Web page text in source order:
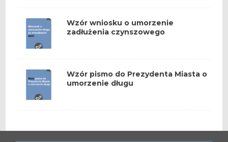
Wzór wniosku o umorzenie
zadłużenia czynszowego
Wzór pismo do Prezydenta Miasta o
umorzenie długu